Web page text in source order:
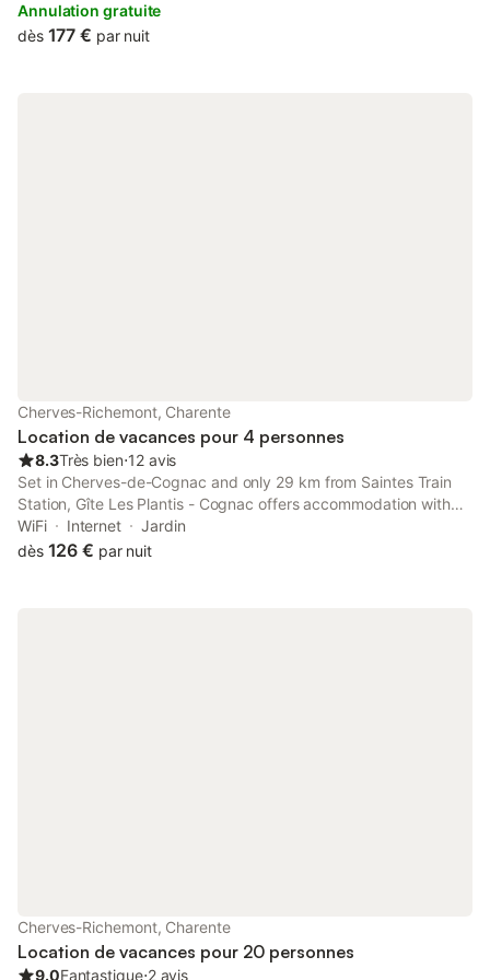
45 minutes d'Angoulême. Le gite dispose d'une cuisine , deux
salons, deux salles de bain , 2 WC, une chambre en bas avec lit
Annulation gratuite
dès 177 € par nuit
Cherves-Richemont, Charente
Location de vacances pour 4 personnes
8.3Très bien⋅12 avis
Set in Cherves-de-Cognac and only 29 km from Saintes Train
Station, Gîte Les Plantis - Cognac offers accommodation with
garden views, free WiFi and free private parking.
WiFi Internet
Jardin
dès 126 € par nuit
Cherves-Richemont, Charente
Location de vacances pour 20 personnes
9.0Fantastique⋅2 avis